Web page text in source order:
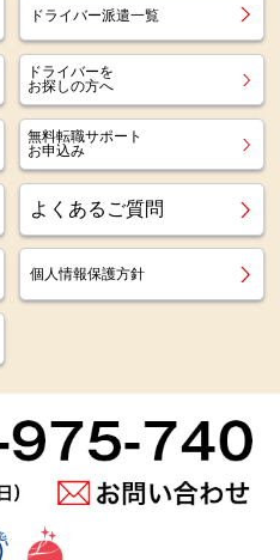
ドライバー派遣一覧
ドライバーを
お探しの方へ
無料転職サポート
お申込み
よくあるご質問
個人情報保護方針